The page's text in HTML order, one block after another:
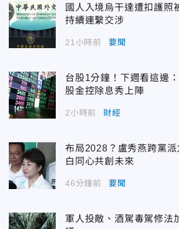
國人入境烏干達遭扣護照
持續連繫交涉
21小時前 要聞
台股1分鐘！下週看這邊
股金控除息秀上陣
2小時前 財經
布局2028？盧秀燕跨黨派
白同心共創未來
46分鐘前 要聞
軍人投敵、酒駕毒駕修